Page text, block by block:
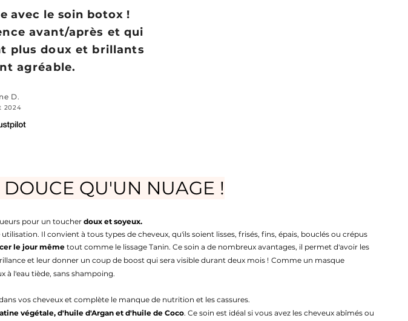
avec le soin botox !
avant/après et qui
plus doux et brillants
agréable.
D.
2024
QU'UN NUAGE !
pour un toucher doux et soyeux.
Il convient à tous types de cheveux, qu'ils soient lisses, frisés, fins, épais, bouclés ou crépus
le jour mêmetout comme le lissage Tanin. Ce soin a de nombreux avantages, il permet d'avoir les
et leur donner un coup de boost qui sera visible durant deux mois ! Comme un masque
à l'eau tiède, sans shampoing.
vos cheveux et complète le manque de nutrition et les cassures.
végétale, d'huile d'Argan et d'huile de Coco. Ce soin est idéal si vous avez les cheveux abîmés ou